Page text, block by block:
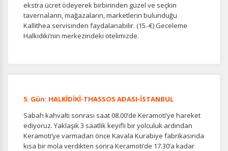
Tercihleri Kaydet
ekstra ücret ödeyerek birbirinden güzel ve seçkin
tavernaların, mağazaların, marketlerin bulunduğu
Kallithea servisinden faydalanabilir. (15.-€) Geceleme
Halkidiki’nin merkezindeki otelimizde.
5. Gün: HALKİDİKİ-THASSOS ADASI-İSTANBUL
Sabah kahvaltı sonrası saat 08.00’de Keramoti’ye hareket
ediyoruz. Yaklaşık 3 saatlik keyifli bir yolculuk ardından
Keramoti’ye varmadan önce Kavala Kurabiye fabrikasında
kısa bir mola verdikten sonra Keramoti’de 17.30’a kadar